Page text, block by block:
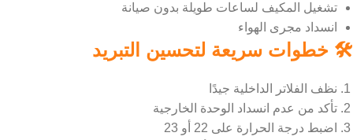
تشغيل المكيف لساعات طويلة بدون صيانة
انسداد مجرى الهواء
🛠️ خطوات سريعة لتحسين التبريد
نظف الفلاتر الداخلية جيدًا
تأكد من عدم انسداد الوحدة الخارجية
اضبط درجة الحرارة على 22 أو 23